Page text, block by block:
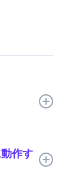
トワークを
とともに翻
作す